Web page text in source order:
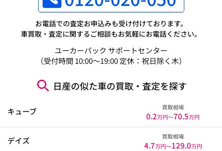
お電話での査定お申込みも受け付けております。
車買取・査定に関するご相談もお気軽にお電話ください。
ユーカーパック サポートセンター
（受付時間 10:00～19:00 定休：祝日除く木）
日産の似た車の買取・査定を探す
キューブ 買取相場
0.2万円〜70.5万円
デイズ 買取相場
4.7万円〜129.0万円